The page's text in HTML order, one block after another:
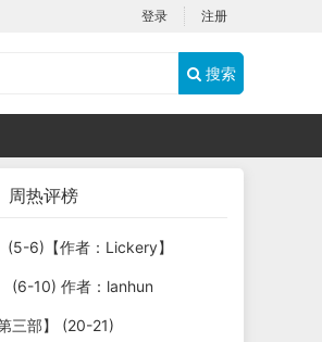
登录 注册
搜索
周热评榜
(5-6)【作者：Lickery】
(6-10) 作者：lanhun
三部】 (20-21)